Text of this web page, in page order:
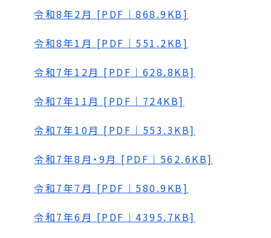
令和8年2月 [PDF｜868.9KB]
令和8年1月 [PDF｜551.2KB]
令和7年12月 [PDF｜628.8KB]
令和7年11月 [PDF｜724KB]
令和7年10月 [PDF｜553.3KB]
令和7年8月・9月 [PDF｜562.6KB]
令和7年7月 [PDF｜580.9KB]
令和7年6月 [PDF｜4395.7KB]